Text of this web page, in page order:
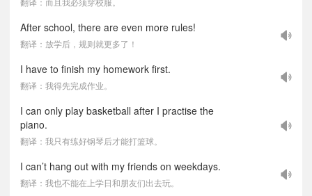
After school, there are even more rules!
翻译：放学后，规则就更多了！
I have to finish my homework first.
翻译：我得先完成作业。
I can only play basketball after I practise the
piano.
翻译：我只有练好钢琴后才能打篮球。
I can’t hang out with my friends on weekdays.
翻译：我也不能在上学日和朋友们出去玩。